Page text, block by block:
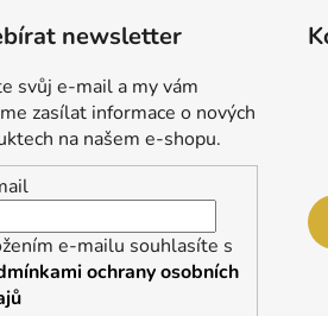
newsletter
svůj e-mail a my vám
zasílat informace o nových
na našem e-shopu.
e-mailu souhlasíte s
ochrany osobních